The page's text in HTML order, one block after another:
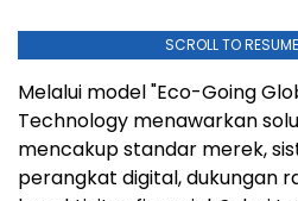
SCROLL TO
Melalui model "Eco-Going
Technology menawarkan
mencakup standar merek,
perangkat digital, dukungan